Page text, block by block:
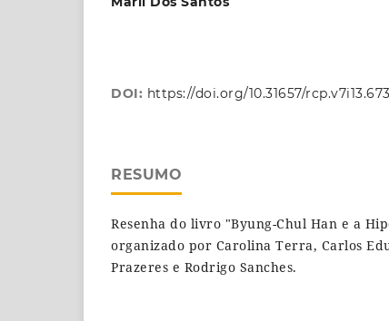
DOI: https://doi.org/10.31657/rcp.v7i13.673
RESUMO
Resenha do livro "Byung-Chul Han e a
organizado por Carolina Terra, Carlos
Prazeres e Rodrigo Sanches.